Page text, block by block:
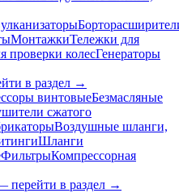
МонтажкиТележки для
проверки колесГенераторы
в раздел →
винтовыеБезмасляные
сжатого
Воздушные шланги,
Шланги
ФильтрыКомпрессорная
перейти в раздел →